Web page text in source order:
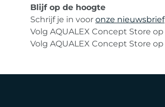
Blijf op de hoogte
Schrijf je in voor onze nieuwsbrief
Volg AQUALEX Concept Store op
Volg AQUALEX Concept Store op